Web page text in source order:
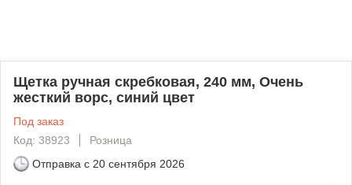
Щетка ручная скребковая, 240 мм, Очень
жесткий ворс, синий цвет
Под заказ
Код: 38923
Розница
Отправка с 20 сентября 2026